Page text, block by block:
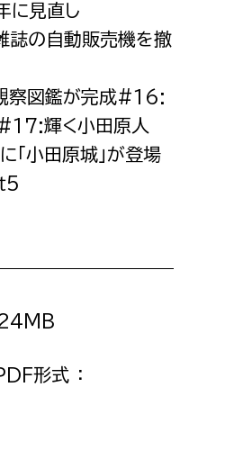
課
1課
2課
局
に見直し
誌の自動販売機を撤
察図鑑が完成#16:
#17:輝く小田原人
小田原城」が登場
5
形式 ：